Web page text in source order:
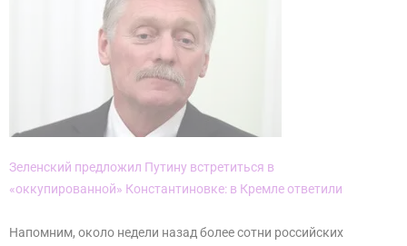
Зеленский предложил Путину встретиться в
«оккупированной» Константиновке: в Кремле ответили
Напомним, около недели назад более сотни российских